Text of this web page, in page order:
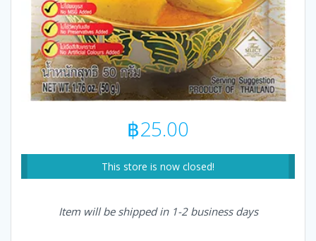
฿25.00
This store is now closed!
Item will be shipped in 1-2 business days